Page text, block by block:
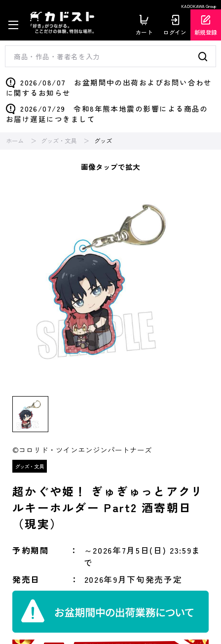
KADOKAWA Group
カート ログイン 新規登録
2026/08/07 お盆期間中の出荷およびお問い合わせ
に関するお知らせ
2026/07/29 令和8年熊本地震の影響による商品の
お届け遅延につきまして
ホーム グッズ・文具 グッズ
画像タップで拡大
©コロリド・ツインエンジンパートナーズ
超かぐや姫！ ぎゅぎゅっとアクリ
ルキーホルダー Part2 酒寄朝日
（現実）
予約期間
～2026年7月5日(日) 23:59ま
で
発売日
2026年9月下旬発売予定